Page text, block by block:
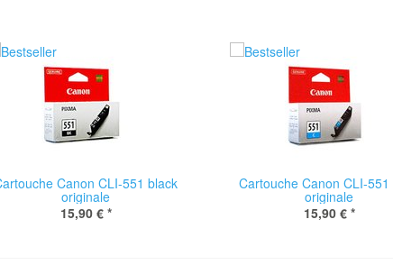
Canon CLI-551 black
originale
15,90 € *
Cartouche Canon CLI-551
originale
15,90 € *